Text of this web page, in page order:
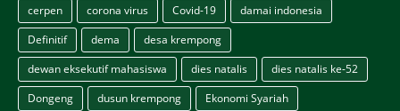
cerpen
corona virus Covid-19
damai indonesia
Definitif
dema
desa krempong
dewan eksekutif mahasiswa
dies natalis
dies natalis ke-52
Dongeng
dusun krempong
Ekonomi Syariah